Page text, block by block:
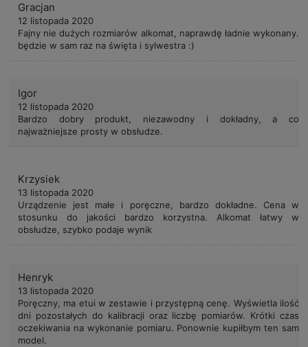
Gracjan
12 listopada 2020
Fajny nie dużych rozmiarów alkomat, naprawdę ładnie wykonany.
będzie w sam raz na święta i sylwestra :)
Igor
12 listopada 2020
Bardzo dobry produkt, niezawodny i dokładny, a co
najważniejsze prosty w obsłudze.
Krzysiek
13 listopada 2020
Urządzenie jest małe i poręczne, bardzo dokładne. Cena w
stosunku do jakości bardzo korzystna. Alkomat łatwy w
obsłudze, szybko podaje wynik
Henryk
13 listopada 2020
Poręczny, ma etui w zestawie i przystępną cenę. Wyświetla ilość
dni pozostałych do kalibracji oraz liczbę pomiarów. Krótki czas
oczekiwania na wykonanie pomiaru. Ponownie kupiłbym ten sam
model.